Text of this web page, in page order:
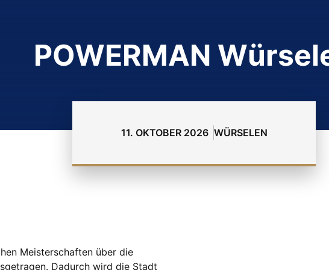
POWERMAN
11. OKTOBER 2026 WÜRSELEN
Meisterschaften über die
Dadurch wird die Stadt